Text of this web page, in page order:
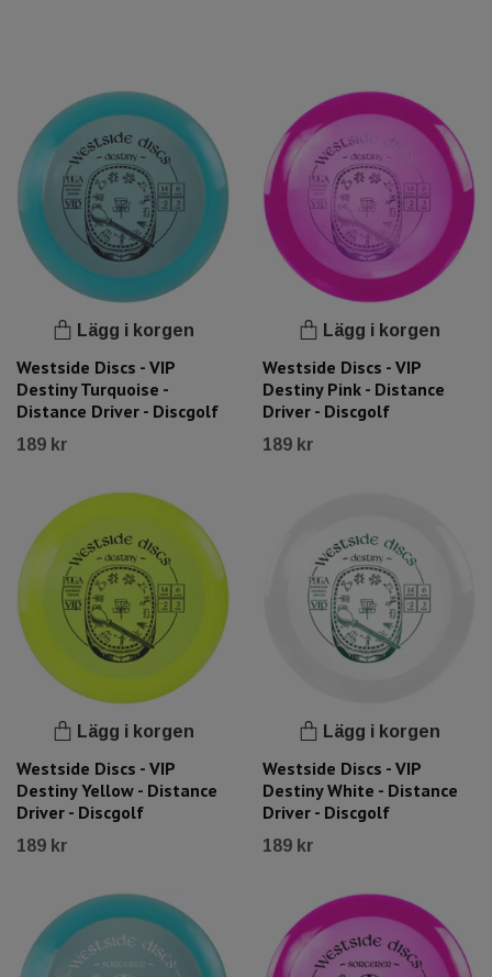
Lägg i korgen
Westside Discs - VIP
Destiny Turquoise -
Distance Driver - Discgolf
189 kr
Lägg i korgen
Westside Discs - VIP
Destiny Pink - Distance
Driver - Discgolf
189 kr
Lägg i korgen
Westside Discs - VIP
Destiny Yellow - Distance
Driver - Discgolf
189 kr
Lägg i korgen
Westside Discs - VIP
Destiny White - Distance
Driver - Discgolf
189 kr